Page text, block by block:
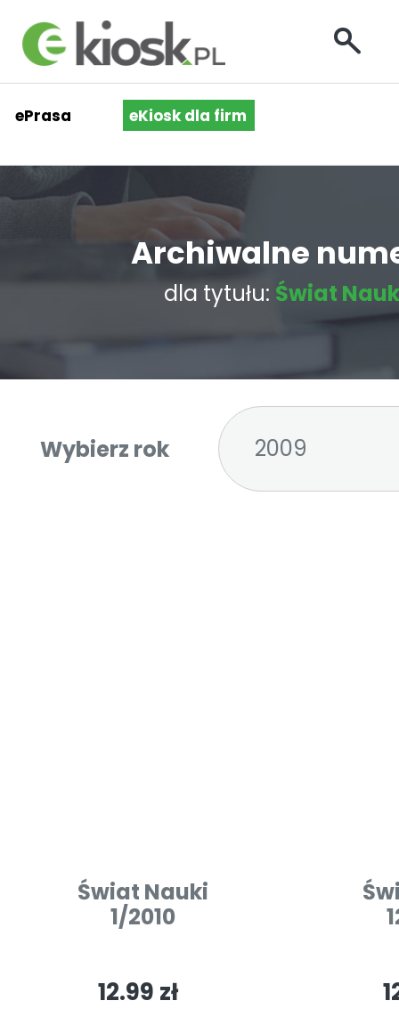
ePrasa eKiosk dla firm
Archiwalne
dla tytułu: Świat
Wybierz rok 2009
Świat Nauki
1/2010
12.99 zł